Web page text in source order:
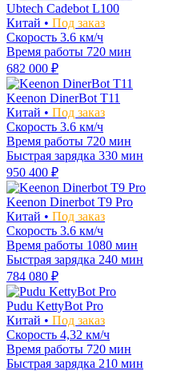
Ubtech Cadebot L100
Китай • Под заказ
Скорость 3.6 км/ч
Время работы 720 мин
682 000 ₽
Keenon DinerBot T11
Китай • Под заказ
Скорость 3.6 км/ч
Время работы 720 мин
Быстрая зарядка 330 мин
950 400 ₽
Keenon Dinerbot T9 Pro
Китай • Под заказ
Скорость 3.6 км/ч
Время работы 1080 мин
Быстрая зарядка 240 мин
784 080 ₽
Pudu KettyBot Pro
Китай • Под заказ
Скорость 4,32 км/ч
Время работы 720 мин
Быстрая зарядка 210 мин